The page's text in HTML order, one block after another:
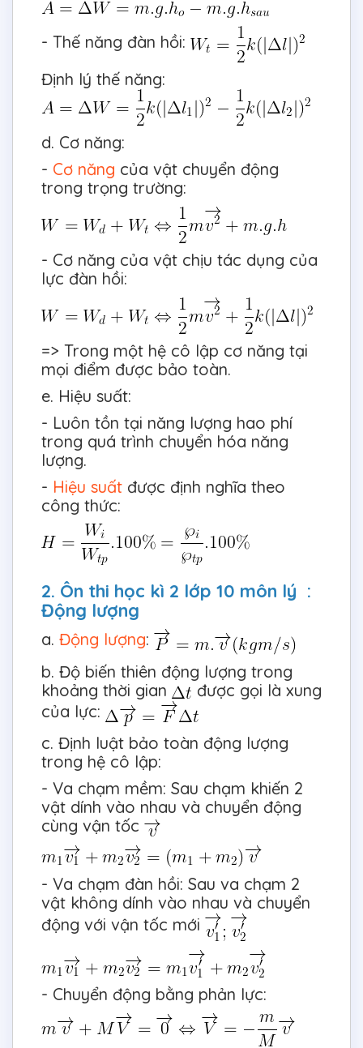
- Thế năng đàn hồi:
Định lý thế năng:
d. Cơ năng:
- Cơ năng của vật chuyển động
trong trọng trường:
- Cơ năng của vật chịu tác dụng của
lực đàn hồi:
=> Trong một hệ cô lập cơ năng tại
mọi điểm được bảo toàn.
e. Hiệu suất:
- Luôn tồn tại năng lượng hao phí
trong quá trình chuyển hóa năng
lượng.
- Hiệu suất được định nghĩa theo
công thức:
2. Ôn thi học kì 2 lớp 10 môn lý :
Động lượng
a. Động lượng:
b. Độ biến thiên động lượng trong
khoảng thời gian
được gọi là xung
của lực:
c. Định luật bảo toàn động lượng
trong hệ cô lập:
- Va chạm mềm: Sau chạm khiến 2
vật dính vào nhau và chuyển động
cùng vận tốc
- Va chạm đàn hồi: Sau va chạm 2
vật không dính vào nhau và chuyển
động với vận tốc mới
- Chuyển động bằng phản lực: